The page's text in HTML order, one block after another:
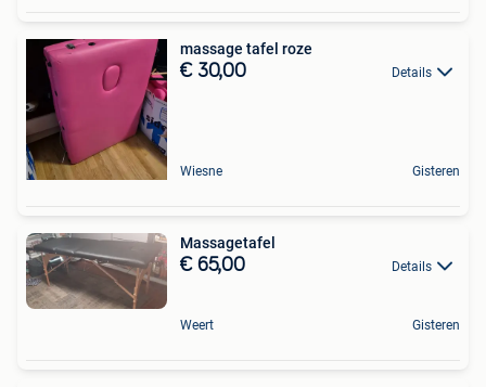
massage tafel roze
€ 30,00 Details
Wiesne Gisteren
Massagetafel
€ 65,00 Details
Weert Gisteren